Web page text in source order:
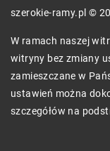
szerokie-ramy.pl ©
W ramach naszej
witryny bez zmiany
zamieszczane w
ustawień można
szczegółów na